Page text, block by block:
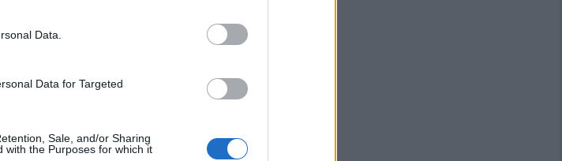
Data.
Data for Targeted
Sale, and/or Sharing
with the Purposes for which it